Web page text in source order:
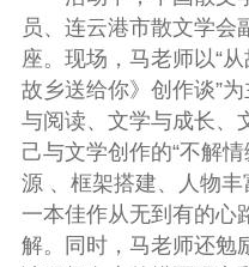
员、连云港市散文学会
座。现场，马老师以“
故乡送给你》创作谈”
与阅读、文学与成长、
己与文学创作的“不解
源 、框架搭建、人物
一本佳作从无到有的心
解。同时，马老师还勉